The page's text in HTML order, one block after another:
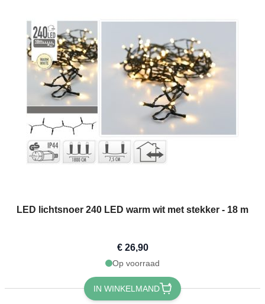
LED lichtsnoer 240 LED warm wit met stekker - 18 m
€ 26,90
Op voorraad
IN WINKELMAND